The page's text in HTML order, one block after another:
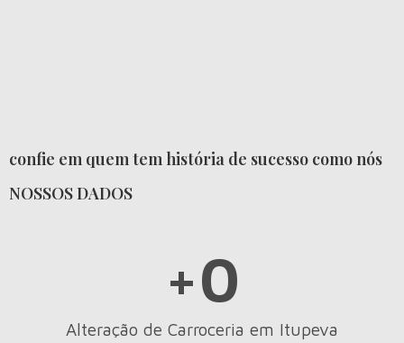
confie em quem tem história de sucesso como nós
NOSSOS DADOS
Alteração de Carroceria em Itupeva
+0